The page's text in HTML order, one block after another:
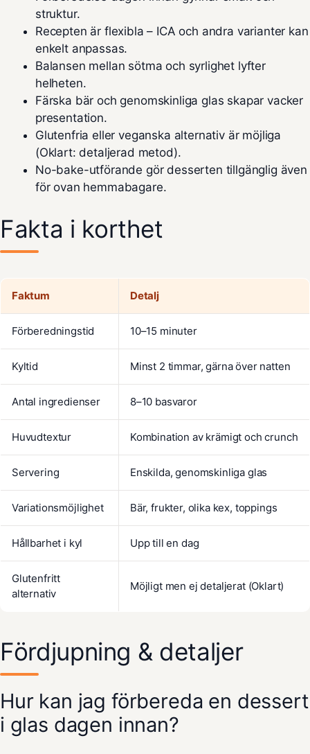
struktur.
Recepten är flexibla – ICA och andra varianter kan
enkelt anpassas.
Balansen mellan sötma och syrlighet lyfter
helheten.
Färska bär och genomskinliga glas skapar vacker
presentation.
Glutenfria eller veganska alternativ är möjliga
(Oklart: detaljerad metod).
No-bake-utförande gör desserten tillgänglig även
för ovan hemmabagare.
Fakta i korthet
Faktum Detalj
Förberedningstid 10–15 minuter
Kyltid Minst 2 timmar, gärna över natten
Antal ingredienser 8–10 basvaror
Huvudtextur Kombination av krämigt och crunch
Servering Enskilda, genomskinliga glas
Variationsmöjlighet Bär, frukter, olika kex, toppings
Hållbarhet i kyl Upp till en dag
Glutenfritt
alternativ
Möjligt men ej detaljerat (Oklart)
Fördjupning & detaljer
Hur kan jag förbereda en dessert
i glas dagen innan?